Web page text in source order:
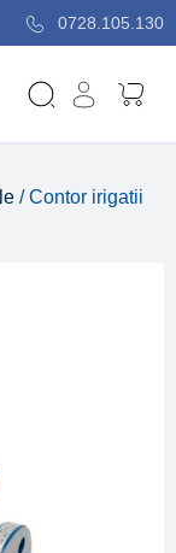
0728.105.130
/ Contor irigatii